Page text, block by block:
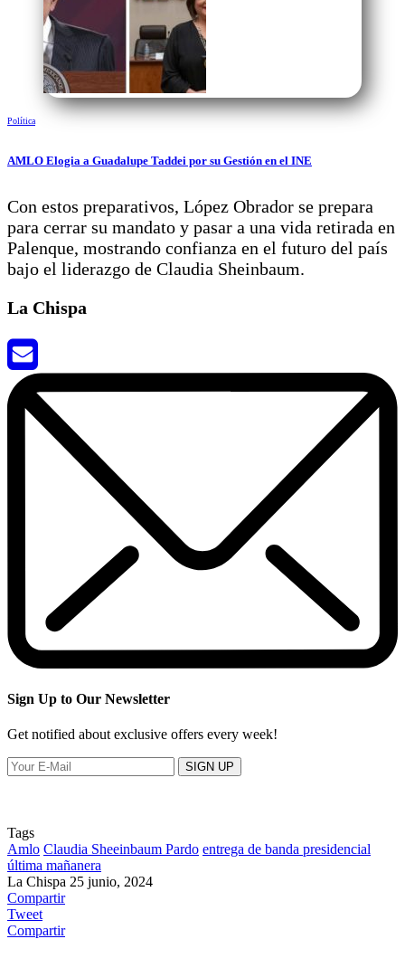
Política
AMLO Elogia a Guadalupe Taddei por su Gestión en el INE
Con estos preparativos, López Obrador se prepara
para cerrar su mandato y pasar a una vida retirada en
Palenque, mostrando confianza en el futuro del país
bajo el liderazgo de Claudia Sheinbaum.
La Chispa
Sign Up to Our Newsletter
Get notified about exclusive offers every week!
SIGN UP
Tags
Amlo Claudia Sheeinbaum Pardo entrega de banda presidencial
última mañanera
La Chispa 25 junio, 2024
Compartir
Tweet
Compartir